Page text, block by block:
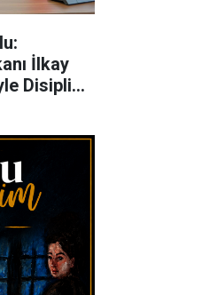
İlkay
Disipline